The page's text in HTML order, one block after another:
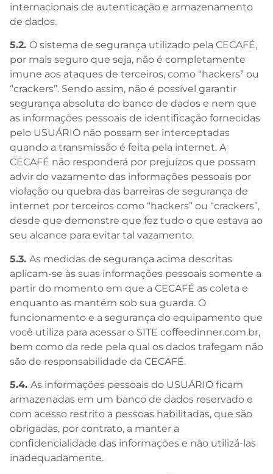
internacionais de autenticação e armazenamento
de dados.
5.2. O sistema de segurança utilizado pela CECAFÉ,
por mais seguro que seja, não é completamente
imune aos ataques de terceiros, como “hackers” ou
“crackers”. Sendo assim, não é possível garantir
segurança absoluta do banco de dados e nem que
as informações pessoais de identificação fornecidas
pelo USUÁRIO não possam ser interceptadas
quando a transmissão é feita pela internet. A
CECAFÉ não responderá por prejuízos que possam
advir do vazamento das informações pessoais por
violação ou quebra das barreiras de segurança de
internet por terceiros como “hackers” ou “crackers”,
desde que demonstre que fez tudo o que estava ao
seu alcance para evitar tal vazamento.
5.3. As medidas de segurança acima descritas
aplicam-se às suas informações pessoais somente a
partir do momento em que a CECAFÉ as coleta e
enquanto as mantém sob sua guarda. O
funcionamento e a segurança do equipamento que
você utiliza para acessar o SITE coffeedinner.com.br,
bem como da rede pela qual os dados trafegam não
são de responsabilidade da CECAFÉ.
5.4. As informações pessoais do USUÁRIO ficam
armazenadas em um banco de dados reservado e
com acesso restrito a pessoas habilitadas, que são
obrigadas, por contrato, a manter a
confidencialidade das informações e não utilizá-las
inadequadamente.